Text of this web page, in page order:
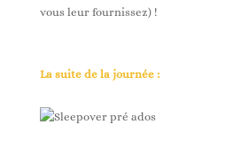
vous leur fournissez) !
La suite de la journée :